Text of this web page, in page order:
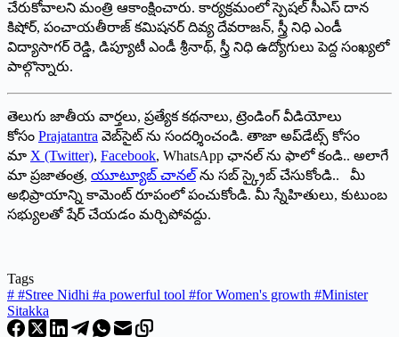
చేరుకోవాలని మంత్రి ఆకాంక్షించారు. కార్యక్రమంలో స్పెషల్ సీఎస్ దాన
కిషోర్, పంచాయతీరాజ్ కమిషనర్ దివ్య దేవరాజన్, స్త్రీ నిధి ఎండీ
విద్యాసాగర్ రెడ్డి, డిప్యూటీ ఎండీ శ్రీనాథ్, స్త్రీ నిధి ఉద్యోగులు పెద్ద సంఖ్యలో
పాల్గొన్నారు.
తెలుగు జాతీయ వార్తలు, ప్రత్యేక కథనాలు, ట్రెండింగ్ వీడియోలు
కోసం Prajatantra వెబ్‌సైట్ ను సందర్శించండి. తాజా అప్‌డేట్స్ కోసం
మా X (Twitter), Facebook, WhatsApp ఛానల్ ను ఫాలో కండి.. అలాగే
మా ప్రజాతంత్ర, యూట్యూబ్ చానల్ ను సబ్ స్క్రైబ్ చేసుకోండి.. మీ
అభిప్రాయాన్ని కామెంట్ రూపంలో పంచుకోండి. మీ స్నేహితులు, కుటుంబ
సభ్యులతో షేర్ చేయడం మర్చిపోవద్దు.
Tags
# #Stree Nidhi #a powerful tool #for Women's growth #Minister
Sitakka